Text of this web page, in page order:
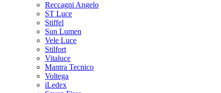
Reccagni Angelo
ST Luce
Stiffel
Sun Lumen
Vele Luce
Stilfort
Vitaluce
Mantra Tecnico
Voltega
iLedex